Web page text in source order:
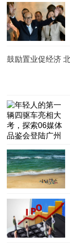
鼓励置业促经济